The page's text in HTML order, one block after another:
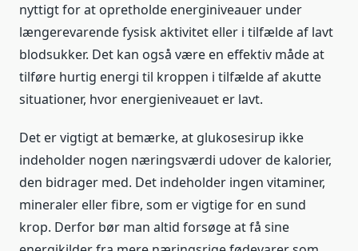
nyttigt for at opretholde energiniveauer under
længerevarende fysisk aktivitet eller i tilfælde af lavt
blodsukker. Det kan også være en effektiv måde at
tilføre hurtig energi til kroppen i tilfælde af akutte
situationer, hvor energieniveauet er lavt.
Det er vigtigt at bemærke, at glukosesirup ikke
indeholder nogen næringsværdi udover de kalorier,
den bidrager med. Det indeholder ingen vitaminer,
mineraler eller fibre, som er vigtige for en sund
krop. Derfor bør man altid forsøge at få sine